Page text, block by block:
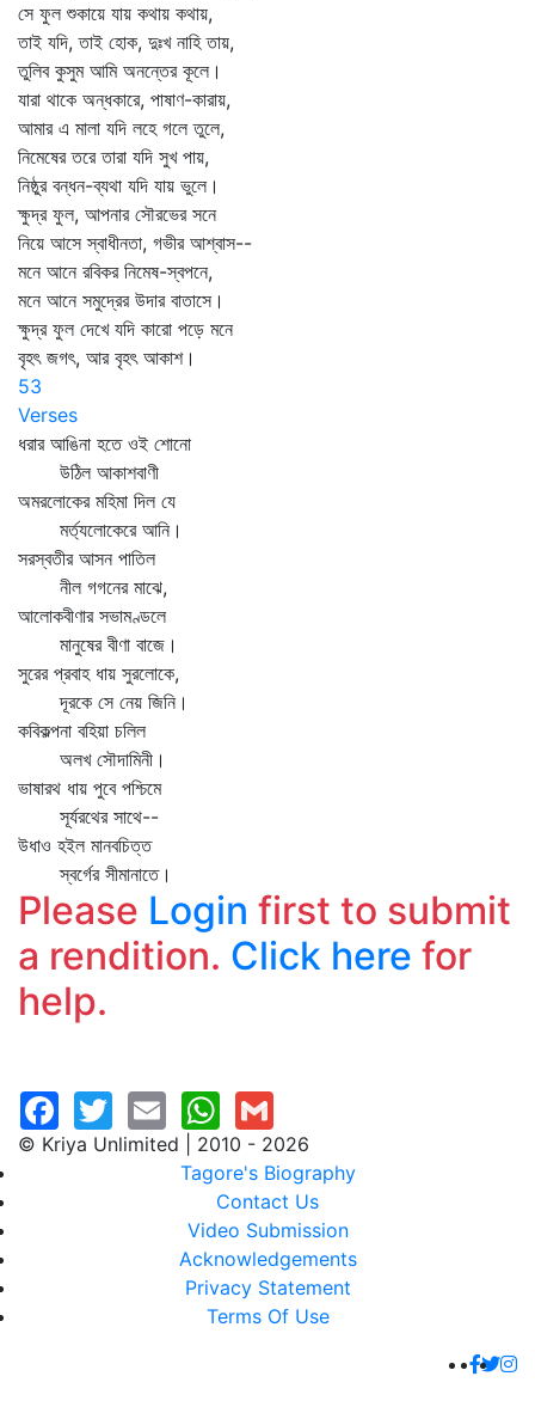
সে ফুল শুকায়ে যায় কথায় কথায়,
তাই যদি, তাই হোক, দুঃখ নাহি তায়,
তুলিব কুসুম আমি অনন্তের কূলে।
যারা থাকে অন্ধকারে, পাষাণ-কারায়,
আমার এ মালা যদি লহে গলে তুলে,
নিমেষের তরে তারা যদি সুখ পায়,
নিষ্ঠুর বন্ধন-ব্যথা যদি যায় ভুলে।
ক্ষুদ্র ফুল, আপনার সৌরভের সনে
নিয়ে আসে স্বাধীনতা, গভীর আশ্বাস--
মনে আনে রবিকর নিমেষ-স্বপনে,
মনে আনে সমুদ্রের উদার বাতাসে।
ক্ষুদ্র ফুল দেখে যদি কারো পড়ে মনে
বৃহৎ জগৎ, আর বৃহৎ আকাশ।
53
Verses
ধরার আঙিনা হতে ওই শোনো
উঠিল আকাশবাণী
অমরলোকের মহিমা দিল যে
মর্ত্যলোকেরে আনি।
সরস্বতীর আসন পাতিল
নীল গগনের মাঝে,
আলোকবীণার সভামণ্ডলে
মানুষের বীণা বাজে।
সুরের প্রবাহ ধায় সুরলোকে,
দূরকে সে নেয় জিনি।
কবিকল্পনা বহিয়া চলিল
অলখ সৌদামিনী।
ভাষারথ ধায় পুবে পশ্চিমে
সূর্যরথের সাথে--
উধাও হইল মানবচিত্ত
স্বর্গের সীমানাতে।
Please Login first to submit
a rendition. Click here for
help.
© Kriya Unlimited | 2010 - 2026
Tagore's Biography
Contact Us
Video Submission
Acknowledgements
Privacy Statement
Terms Of Use